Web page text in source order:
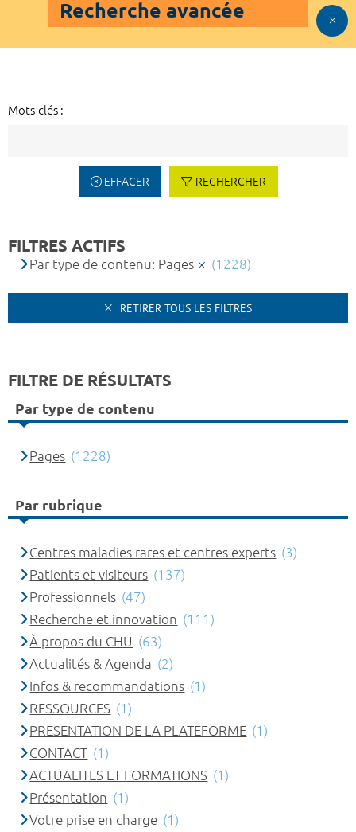
Recherche avancée
Mots-clés :
EFFACER RECHERCHER
FILTRES ACTIFS
Par type de contenu: Pages (1228)
RETIRER TOUS LES FILTRES
FILTRE DE RÉSULTATS
Par type de contenu
Pages (1228)
Par rubrique
Centres maladies rares et centres experts (3)
Patients et visiteurs (137)
Professionnels (47)
Recherche et innovation (111)
À propos du CHU (63)
Actualités & Agenda (2)
Infos & recommandations (1)
RESSOURCES (1)
PRESENTATION DE LA PLATEFORME (1)
CONTACT (1)
ACTUALITES ET FORMATIONS (1)
Présentation (1)
Votre prise en charge (1)